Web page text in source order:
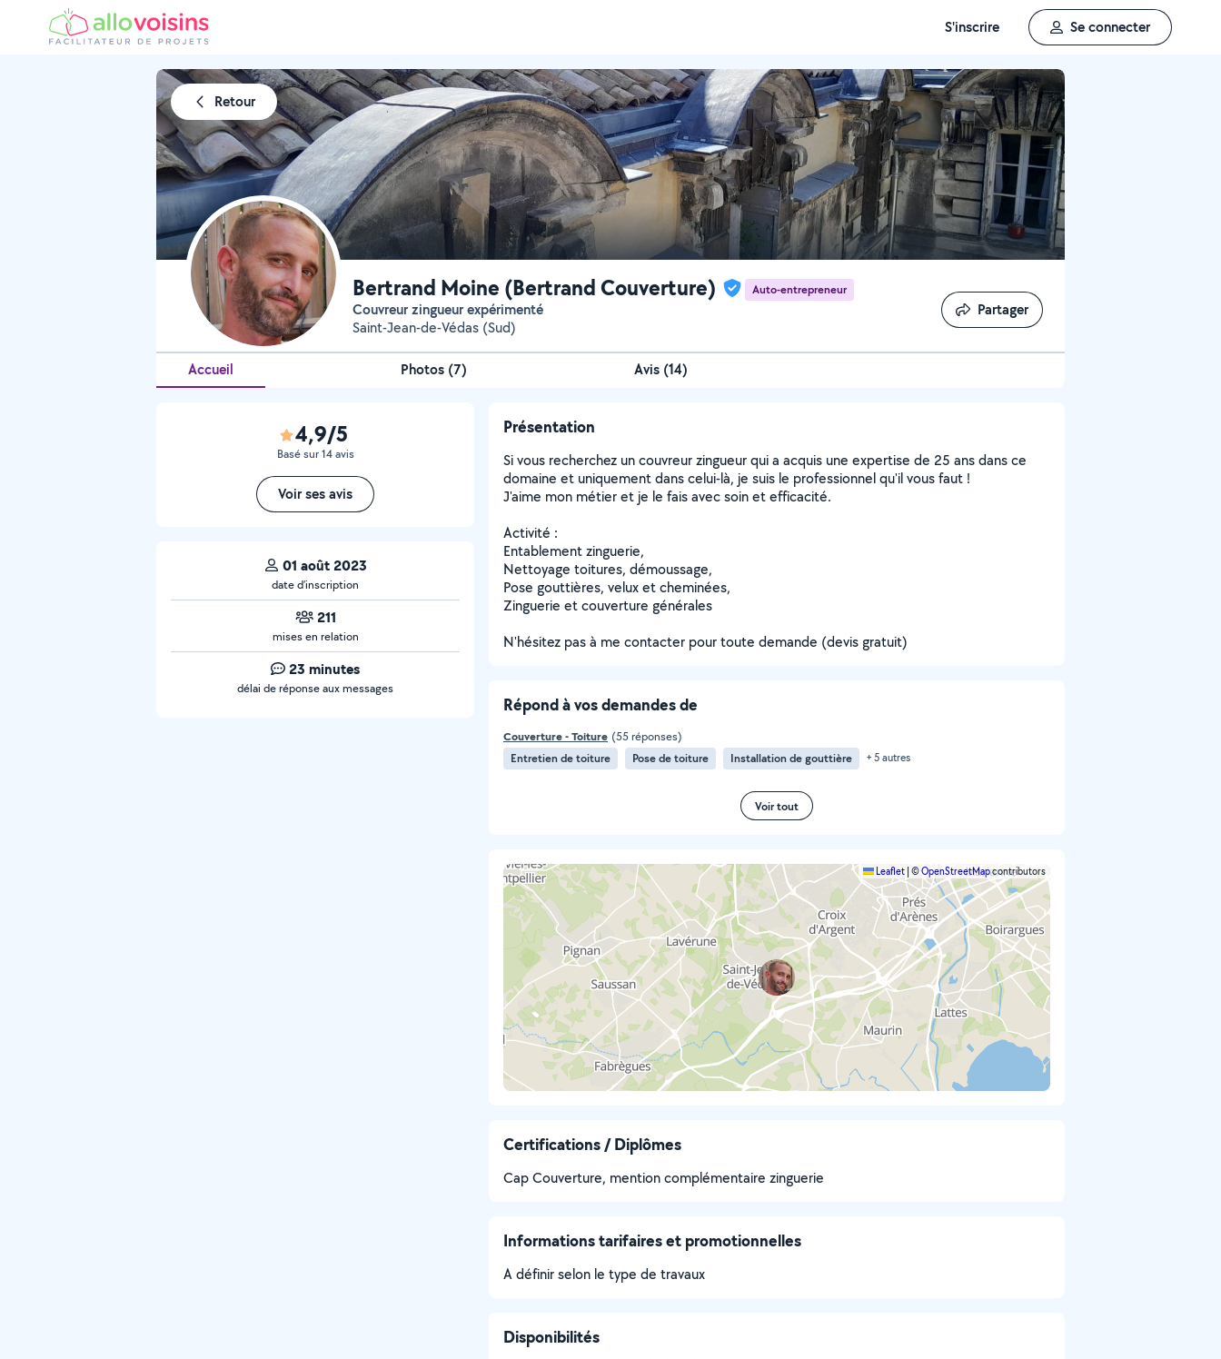
S'inscrire Se connecter
Retour
Bertrand Moine (Bertrand Couverture) Auto-entrepreneur
Couvreur zingueur expérimenté
Saint-Jean-de-Védas (Sud)
Partager
Partager
Accueil Photos (7) Avis (14)
4,9/5
Basé sur 14 avis
Voir ses avis
01 août 2023
date d’inscription
211
mises en relation
23 minutes
délai de réponse aux messages
Présentation
Si vous recherchez un couvreur zingueur qui a acquis une expertise de 25 ans dans ce
domaine et uniquement dans celui-là, je suis le professionnel qu'il vous faut !
J'aime mon métier et je le fais avec soin et efficacité.
Activité :
Entablement zinguerie,
Nettoyage toitures, démoussage,
Pose gouttières, velux et cheminées,
Zinguerie et couverture générales
N'hésitez pas à me contacter pour toute demande (devis gratuit)
Répond à vos demandes de
Couverture - Toiture (55 réponses)
Entretien de toiture
Pose de toiture Installation de gouttière + 5 autres
Voir tout
Leaflet ©OpenStreetMapcontributors
Certifications / Diplômes
Cap Couverture, mention complémentaire zinguerie
Informations tarifaires et promotionnelles
A définir selon le type de travaux
Disponibilités